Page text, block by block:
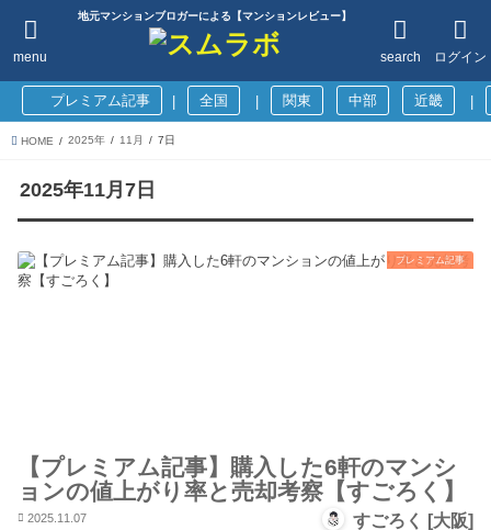
地元マンションブロガーによる【マンションレビュー】
ログイン
search
menu
プレミアム記事 全国 関東 中部 近畿
HOME 2025年 11月 7日
2025年11月7日
プレミアム記事
【プレミアム記事】購入した6軒のマンシ
ョンの値上がり率と売却考察【すごろく】
2025.11.07 すごろく [大阪]